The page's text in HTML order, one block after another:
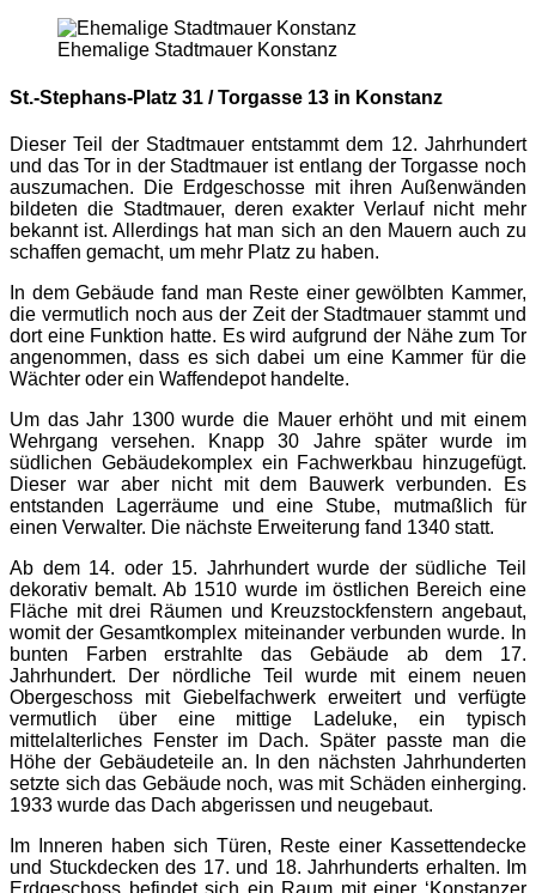
Ehemalige Stadtmauer Konstanz
St.-Stephans-Platz 31 / Torgasse 13 in Konstanz
Dieser Teil der Stadtmauer entstammt dem 12. Jahrhundert
und das Tor in der Stadtmauer ist entlang der Torgasse noch
auszumachen. Die Erdgeschosse mit ihren Außenwänden
bildeten die Stadtmauer, deren exakter Verlauf nicht mehr
bekannt ist. Allerdings hat man sich an den Mauern auch zu
schaffen gemacht, um mehr Platz zu haben.
In dem Gebäude fand man Reste einer gewölbten Kammer,
die vermutlich noch aus der Zeit der Stadtmauer stammt und
dort eine Funktion hatte. Es wird aufgrund der Nähe zum Tor
angenommen, dass es sich dabei um eine Kammer für die
Wächter oder ein Waffendepot handelte.
Um das Jahr 1300 wurde die Mauer erhöht und mit einem
Wehrgang versehen. Knapp 30 Jahre später wurde im
südlichen Gebäudekomplex ein Fachwerkbau hinzugefügt.
Dieser war aber nicht mit dem Bauwerk verbunden. Es
entstanden Lagerräume und eine Stube, mutmaßlich für
einen Verwalter. Die nächste Erweiterung fand 1340 statt.
Ab dem 14. oder 15. Jahrhundert wurde der südliche Teil
dekorativ bemalt. Ab 1510 wurde im östlichen Bereich eine
Fläche mit drei Räumen und Kreuzstockfenstern angebaut,
womit der Gesamtkomplex miteinander verbunden wurde. In
bunten Farben erstrahlte das Gebäude ab dem 17.
Jahrhundert. Der nördliche Teil wurde mit einem neuen
Obergeschoss mit Giebelfachwerk erweitert und verfügte
vermutlich über eine mittige Ladeluke, ein typisch
mittelalterliches Fenster im Dach. Später passte man die
Höhe der Gebäudeteile an. In den nächsten Jahrhunderten
setzte sich das Gebäude noch, was mit Schäden einherging.
1933 wurde das Dach abgerissen und neugebaut.
Im Inneren haben sich Türen, Reste einer Kassettendecke
und Stuckdecken des 17. und 18. Jahrhunderts erhalten. Im
Erdgeschoss befindet sich ein Raum mit einer ‘Konstanzer